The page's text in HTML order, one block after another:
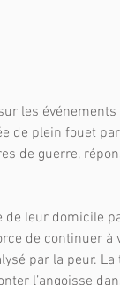
les
de plein fouet
de guerre,
leur domicile
de continuer
par la peur.
l’angoisse